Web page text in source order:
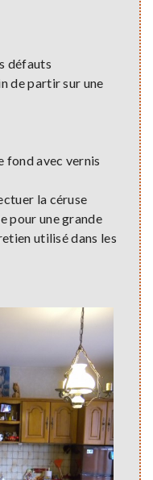
défauts
de partir sur une
fond avec vernis
la céruse
pour une grande
utilisé dans les